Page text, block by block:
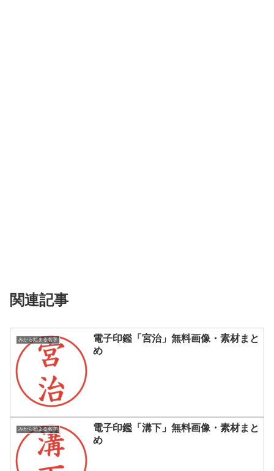
関連記事
みから始まる名字
電子印鑑「宮治」無料画像・素材まと
め
みから始まる名字
電子印鑑「溝下」無料画像・素材まと
め